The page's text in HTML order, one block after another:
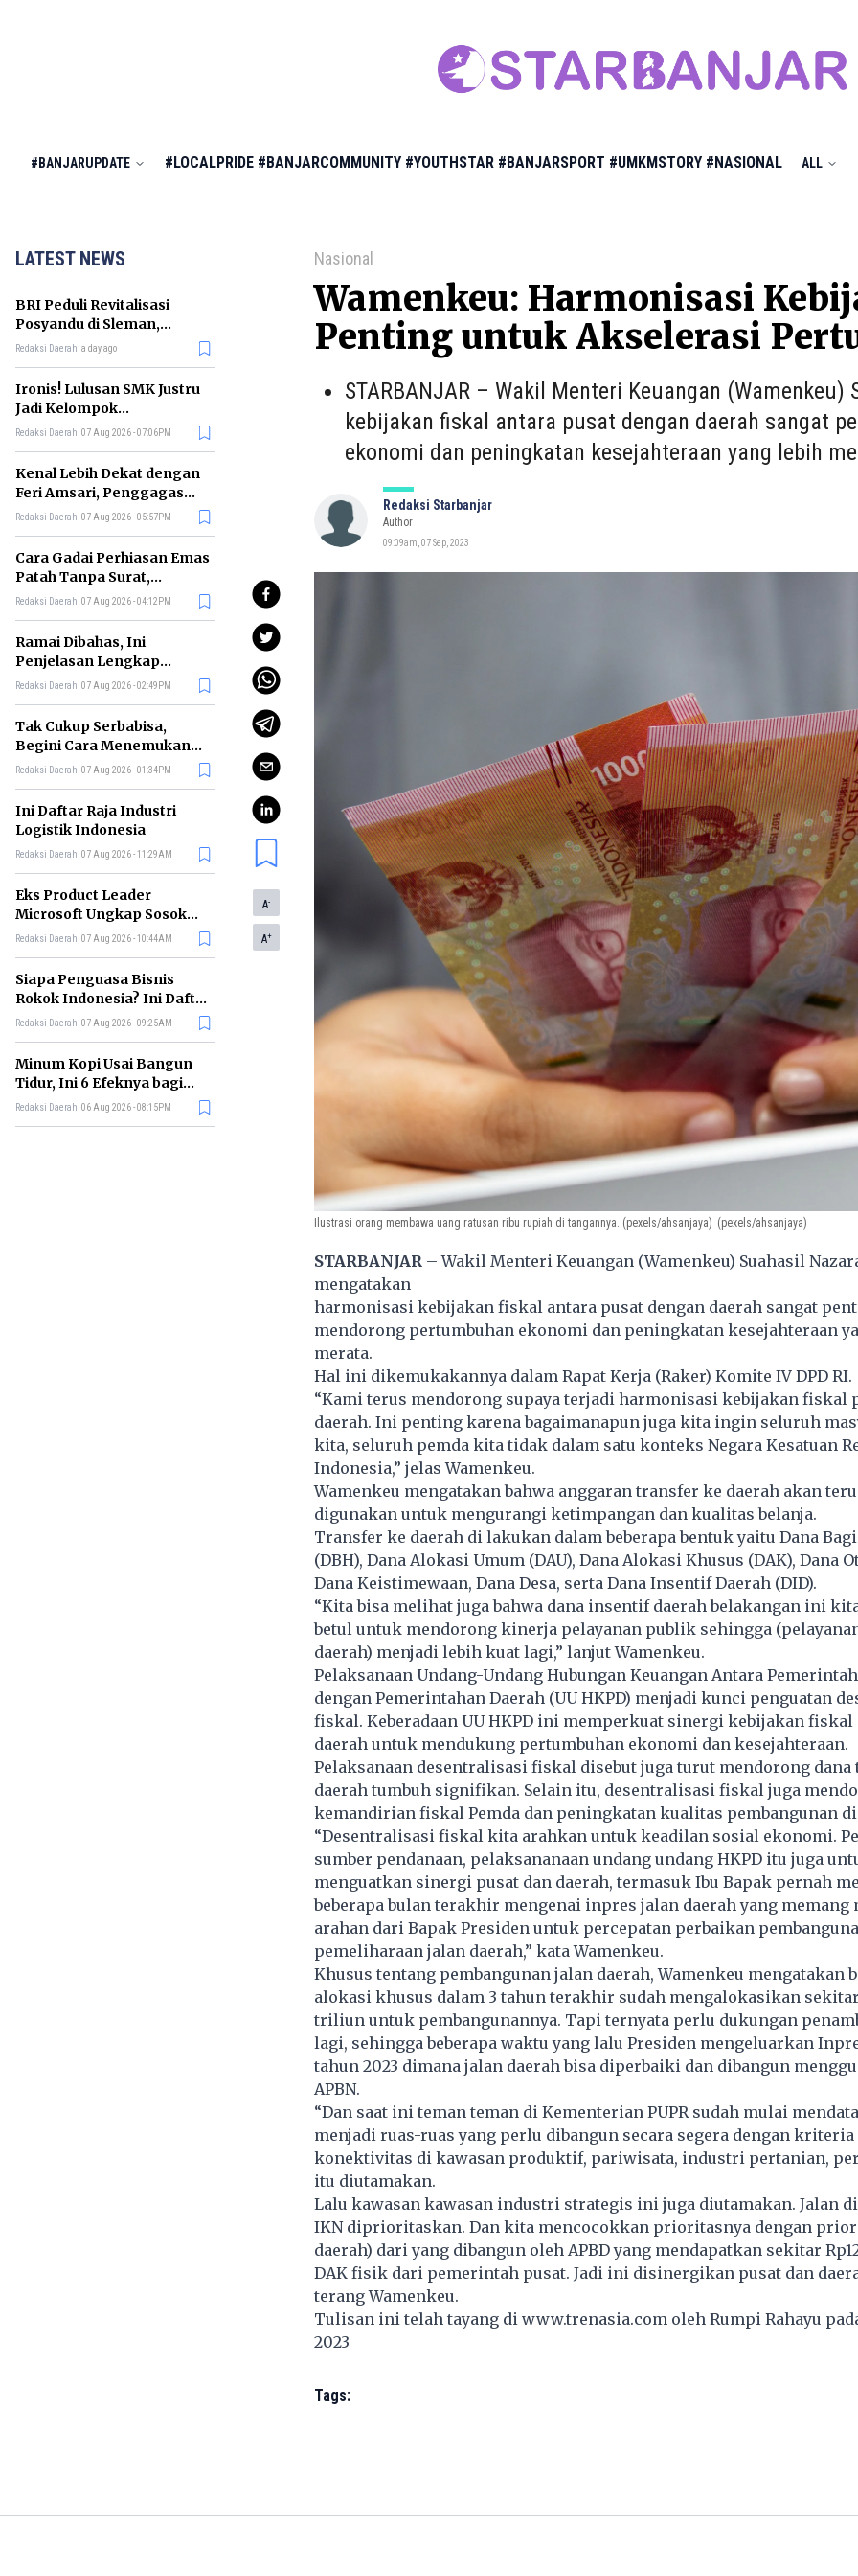
#BANJARUPDATE #LOCALPRIDE #BANJARCOMMUNITY #YOUTHSTAR #BANJARSPORT #UMKMSTORY #NASIONAL ALL
LATEST NEWS
BRI Peduli Revitalisasi
Posyandu di Sleman,
Dorong Penurunan
Redaksi Daerah a day ago
Ironis! Lulusan SMK Justru
Jadi Kelompok
Pengangguran Terbanyak
Redaksi Daerah 07 Aug 2026 - 07:06PM
Kenal Lebih Dekat dengan
Feri Amsari, Penggagas
Kabinet Bayangan
Redaksi Daerah 07 Aug 2026 - 05:57PM
Cara Gadai Perhiasan Emas
Patah Tanpa Surat,
Ternyata Tetap Bisa!
Redaksi Daerah 07 Aug 2026 - 04:12PM
Ramai Dibahas, Ini
Penjelasan Lengkap
tentang Konsep Kabinet
Redaksi Daerah 07 Aug 2026 - 02:49PM
Tak Cukup Serbabisa,
Begini Cara Menemukan
'Spike' agar CV Dilirik HR
Redaksi Daerah 07 Aug 2026 - 01:34PM
Ini Daftar Raja Industri
Logistik Indonesia
Redaksi Daerah 07 Aug 2026 - 11:29AM
Eks Product Leader
Microsoft Ungkap Sosok
yang Paling Cocok
Redaksi Daerah 07 Aug 2026 - 10:44AM
Siapa Penguasa Bisnis
Rokok Indonesia? Ini Daftar
Perusahaan Terbesarnya
Redaksi Daerah 07 Aug 2026 - 09:25AM
Minum Kopi Usai Bangun
Tidur, Ini 6 Efeknya bagi
Kesehatan Tubuh
Redaksi Daerah 06 Aug 2026 - 08:15PM
Nasional
Wamenkeu: Harmonisasi
Penting untuk Akselerasi
STARBANJAR – Wakil Menteri Keuangan
kebijakan fiskal antara pusat dengan daerah sangat
ekonomi dan peningkatan kesejahteraan yang lebih
Redaksi Starbanjar
Author
09:09am, 07 Sep, 2023
A-
A+
Ilustrasi orang membawa uang ratusan ribu rupiah di tangannya. (pexels/ahsanjaya) (pexels/ahsanjaya)
STARBANJAR – Wakil Menteri Keuangan (Wamenkeu) Suahasil
mengatakan
harmonisasi kebijakan fiskal antara pusat dengan daerah sangat
mendorong pertumbuhan ekonomi dan peningkatan kesejahteraan
merata.
Hal ini dikemukakannya dalam Rapat Kerja (Raker) Komite IV DPD RI.
“Kami terus mendorong supaya terjadi harmonisasi kebijakan fiskal
daerah. Ini penting karena bagaimanapun juga kita ingin seluruh
kita, seluruh pemda kita tidak dalam satu konteks Negara Kesatuan
Indonesia,” jelas Wamenkeu.
Wamenkeu mengatakan bahwa anggaran transfer ke daerah akan
digunakan untuk mengurangi ketimpangan dan kualitas belanja.
Transfer ke daerah di lakukan dalam beberapa bentuk yaitu Dana
(DBH), Dana Alokasi Umum (DAU), Dana Alokasi Khusus (DAK), Dana
Dana Keistimewaan, Dana Desa, serta Dana Insentif Daerah (DID).
“Kita bisa melihat juga bahwa dana insentif daerah belakangan ini
betul untuk mendorong kinerja pelayanan publik sehingga
daerah) menjadi lebih kuat lagi,” lanjut Wamenkeu.
Pelaksanaan Undang-Undang Hubungan Keuangan Antara
dengan Pemerintahan Daerah (UU HKPD) menjadi kunci penguatan
fiskal. Keberadaan UU HKPD ini memperkuat sinergi kebijakan fiskal
daerah untuk mendukung pertumbuhan ekonomi dan kesejahteraan.
Pelaksanaan desentralisasi fiskal disebut juga turut mendorong dana
daerah tumbuh signifikan. Selain itu, desentralisasi fiskal juga
kemandirian fiskal Pemda dan peningkatan kualitas pembangunan di
“Desentralisasi fiskal kita arahkan untuk keadilan sosial ekonomi.
sumber pendanaan, pelaksananaan undang undang HKPD itu juga
menguatkan sinergi pusat dan daerah, termasuk Ibu Bapak pernah
beberapa bulan terakhir mengenai inpres jalan daerah yang memang
arahan dari Bapak Presiden untuk percepatan perbaikan
pemeliharaan jalan daerah,” kata Wamenkeu.
Khusus tentang pembangunan jalan daerah, Wamenkeu mengatakan
alokasi khusus dalam 3 tahun terakhir sudah mengalokasikan sekitar
triliun untuk pembangunannya. Tapi ternyata perlu dukungan
lagi, sehingga beberapa waktu yang lalu Presiden mengeluarkan
tahun 2023 dimana jalan daerah bisa diperbaiki dan dibangun
APBN.
“Dan saat ini teman teman di Kementerian PUPR sudah mulai
menjadi ruas-ruas yang perlu dibangun secara segera dengan kriteria
konektivitas di kawasan produktif, pariwisata, industri pertanian,
itu diutamakan.
Lalu kawasan kawasan industri strategis ini juga diutamakan. Jalan
IKN diprioritaskan. Dan kita mencocokkan prioritasnya dengan
daerah) dari yang dibangun oleh APBD yang mendapatkan sekitar
DAK fisik dari pemerintah pusat. Jadi ini disinergikan pusat dan
terang Wamenkeu.
Tulisan ini telah tayang di www.trenasia.com oleh Rumpi Rahayu
2023
Tags: